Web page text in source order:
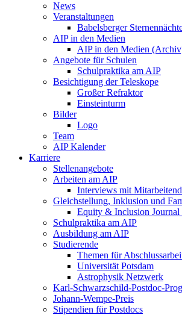
News
Veranstaltungen
Babelsberger
AIP in den Medien
AIP in den Medien
Angebote für Schulen
Schulpraktika am AIP
Besichtigung der Teleskope
Großer Refraktor
Einsteinturm
Bilder
Logo
Team
AIP Kalender
Karriere
Stellenangebote
Arbeiten am AIP
Interviews mit
Gleichstellung, Inklusion und
Equity & Inclusion Journal
Schulpraktika am AIP
Ausbildung am AIP
Studierende
Themen für
Universität Potsdam
Astrophysik Netzwerk
Karl-Schwarzschild-Postdoc-
Johann-Wempe-Preis
Stipendien für Postdocs